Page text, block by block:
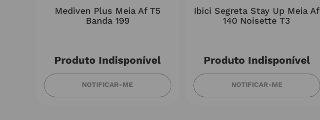
Mediven Plus Meia Af T5
Banda 199
Produto Indisponível
NOTIFICAR-ME
Ibici Segreta Stay Up Meia Af
140 Noisette T3
Produto Indisponível
NOTIFICAR-ME